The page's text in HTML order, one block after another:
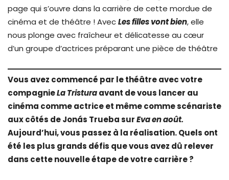
page qui s’ouvre dans la carrière de cette mordue de
cinéma et de théâtre ! AvecLes filles vont bien, elle
nous plonge avec fraîcheur et délicatesse au cœur
d’un groupe d’actrices préparant une pièce de théâtre
Vous avez commencé par le théâtre avec votre
compagnieLa Tristuraavant de vous lancer au
cinéma comme actrice et même comme scénariste
aux côtés de Jonás Trueba surEva en août.
Aujourd’hui, vous passez à la réalisation. Quels ont
été les plus grands défis que vous avez dû relever
dans cette nouvelle étape de votre carrière ?